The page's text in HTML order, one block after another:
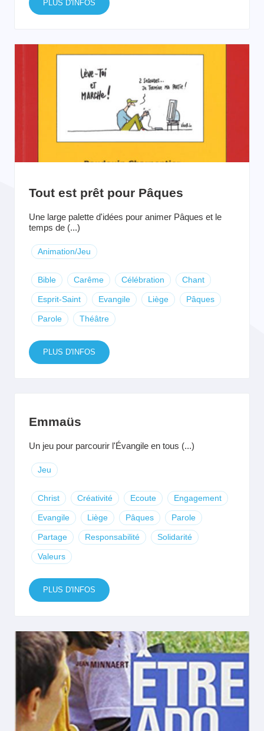
PLUS D'INFOS
Tout est prêt pour Pâques
Une large palette d'idées pour animer Pâques et le
temps de (...)
Animation/Jeu
Bible Carême Célébration Chant
Esprit-Saint Evangile Liège Pâques
Parole Théâtre
PLUS D'INFOS
Emmaüs
Un jeu pour parcourir l'Évangile en tous (...)
Jeu
Christ Créativité Ecoute Engagement
Evangile Liège Pâques Parole
Partage Responsabilité Solidarité
Valeurs
PLUS D'INFOS